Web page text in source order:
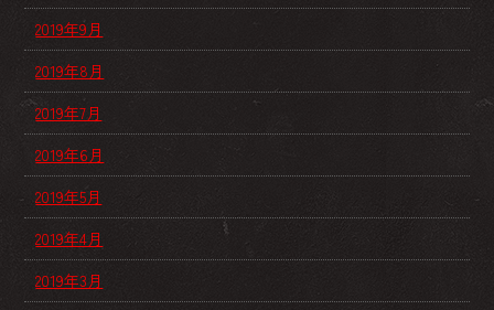
2019年9月
2019年8月
2019年7月
2019年6月
2019年5月
2019年4月
2019年3月